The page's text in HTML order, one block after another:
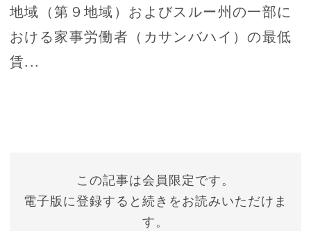
地域（第９地域）およびスルー州の一部に
おける家事労働者（カサンバハイ）の最低
賃...
この記事は会員限定です。
電子版に登録すると続きをお読みいただけま
す。